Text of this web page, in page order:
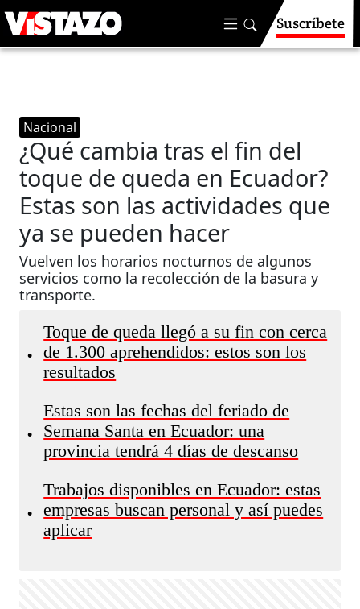
Suscríbete
Nacional
¿Qué cambia tras el fin del
toque de queda en Ecuador?
Estas son las actividades que
ya se pueden hacer
Vuelven los horarios nocturnos de algunos
servicios como la recolección de la basura y
transporte.
•
Toque de queda llegó a su fin con cerca
de 1.300 aprehendidos: estos son los
resultados
•
Estas son las fechas del feriado de
Semana Santa en Ecuador: una
provincia tendrá 4 días de descanso
•
Trabajos disponibles en Ecuador: estas
empresas buscan personal y así puedes
aplicar